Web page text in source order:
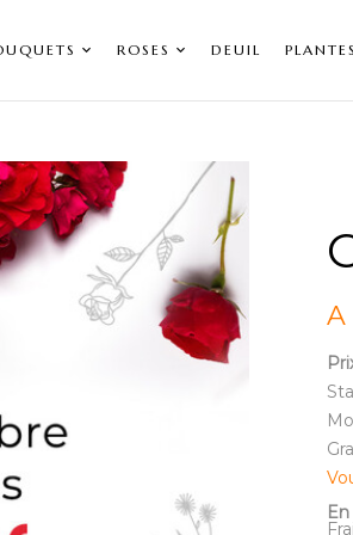
ROSES DEUIL PLANTES
A